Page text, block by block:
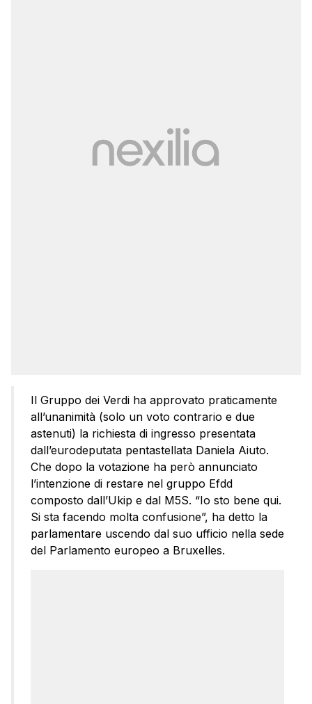
Il Gruppo dei Verdi ha approvato praticamente
all’unanimità (solo un voto contrario e due
astenuti) la richiesta di ingresso presentata
dall’eurodeputata pentastellata Daniela Aiuto.
Che dopo la votazione ha però annunciato
l’intenzione di restare nel gruppo Efdd
composto dall’Ukip e dal M5S. “Io sto bene qui.
Si sta facendo molta confusione”, ha detto la
parlamentare uscendo dal suo ufficio nella sede
del Parlamento europeo a Bruxelles.